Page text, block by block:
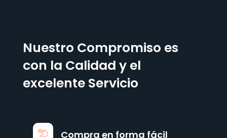
Nuestro Compromiso es
con la Calidad y el
excelente Servicio
Compra en forma fácil